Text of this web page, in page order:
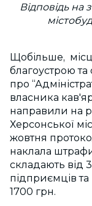
Відповідь на
Щобільше,
благоустрою та
про
власника
направили на
Херсонської
жовтня
наклала
складають від
підприємців
1700 грн.